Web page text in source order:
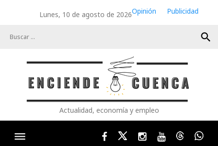
Lunes, 10 de agosto de 2026Opinión
Publicidad
search
Actualidad, economía y empleo
FacebookTwitterInstagram
YoutubeThreads